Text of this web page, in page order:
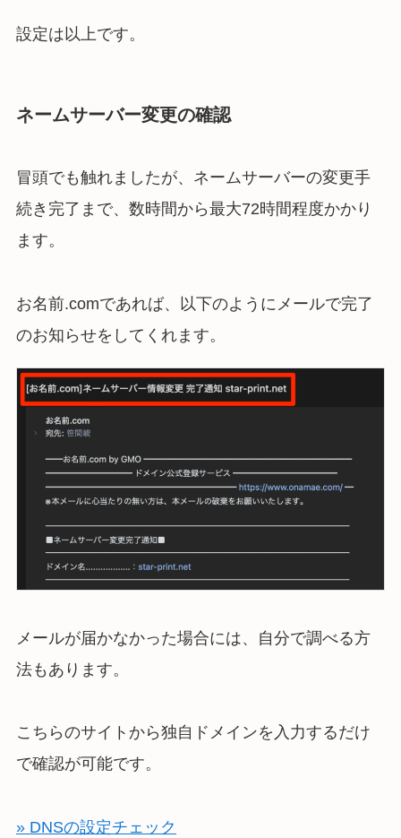
設定は以上です。
ネームサーバー変更の確認
冒頭でも触れましたが、ネームサーバーの変更手
続き完了まで、数時間から最大72時間程度かかり
ます。
お名前.comであれば、以下のようにメールで完了
のお知らせをしてくれます。
メールが届かなかった場合には、自分で調べる方
法もあります。
こちらのサイトから独自ドメインを入力するだけ
で確認が可能です。
» DNSの設定チェック